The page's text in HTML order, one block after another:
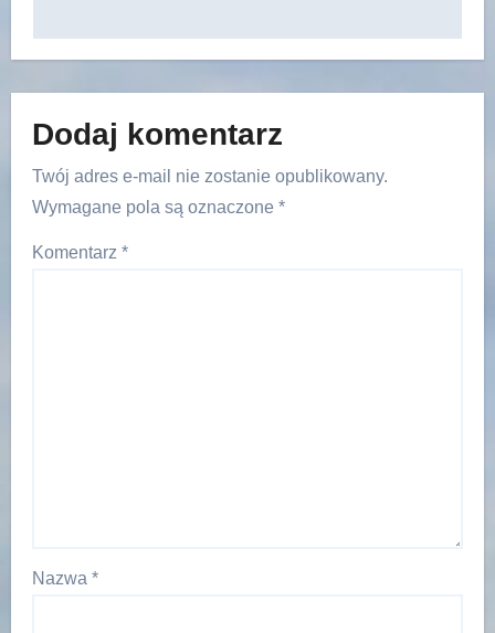
Dodaj komentarz
Twój adres e-mail nie zostanie opublikowany.
Wymagane pola są oznaczone *
Komentarz *
Nazwa *